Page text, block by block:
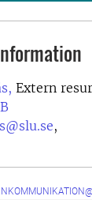
Extern
,